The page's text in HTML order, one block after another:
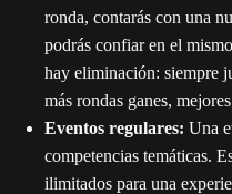
ronda, contarás con una
podrás confiar en el
hay eliminación: siempre
más rondas ganes,
Eventos regulares: Una
competencias temáticas.
ilimitados para una